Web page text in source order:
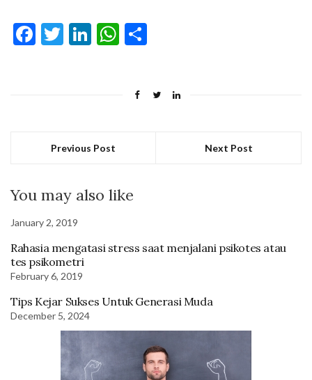
Facebook
Twitter
LinkedIn
WhatsApp
Previous Post Next Post
You may also like
January 2, 2019
Rahasia mengatasi stress saat menjalani psikotes atau
tes psikometri
February 6, 2019
Tips Kejar Sukses Untuk Generasi Muda
December 5, 2024